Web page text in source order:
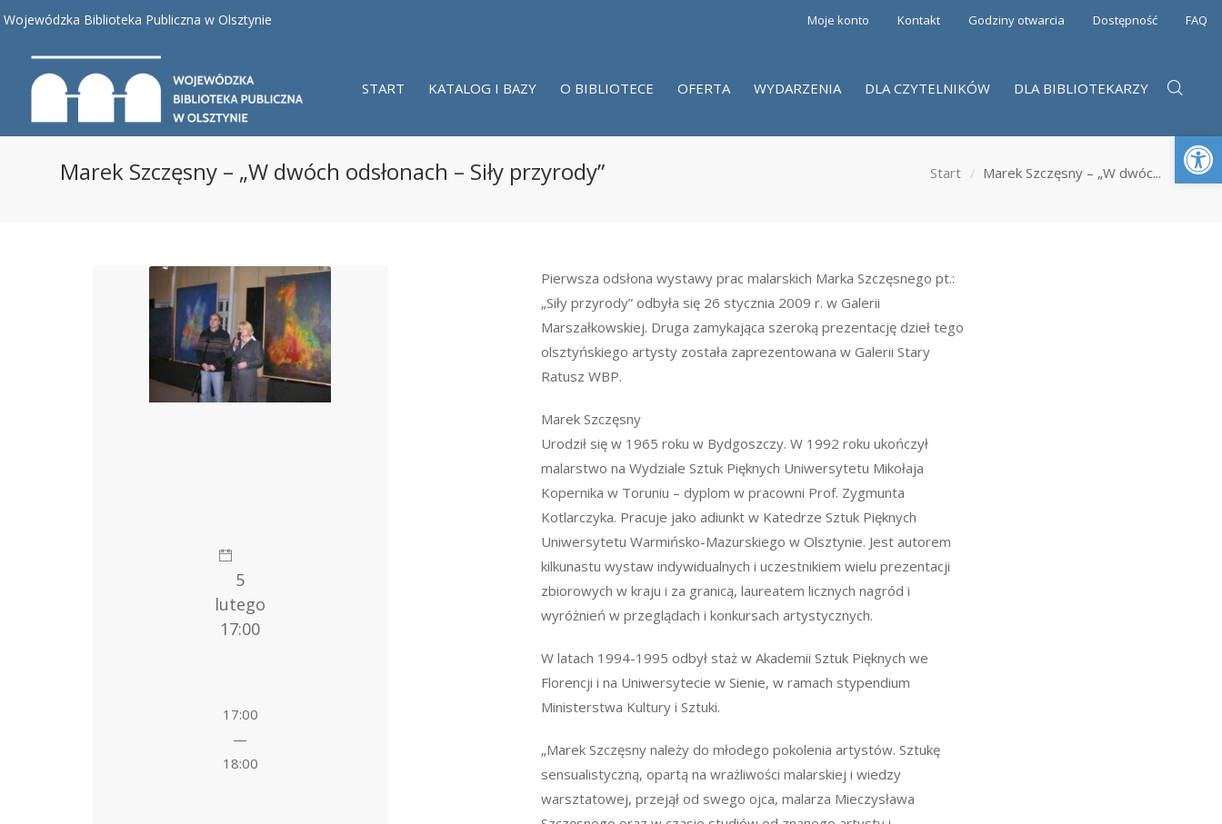
Wojewódzka Biblioteka Publiczna w Olsztynie Moje konto Kontakt Godziny otwarcia Dostępność FAQ
START KATALOG I BAZY O BIBLIOTECE OFERTA WYDARZENIA DLA CZYTELNIKÓW DLA BIBLIOTEKARZY
Marek Szczęsny – „W dwóch odsłonach – Siły przyrody” Start Marek Szczęsny – „W dwóc...
Pierwsza odsłona wystawy prac malarskich Marka Szczęsnego pt.:
„Siły przyrody” odbyła się 26 stycznia 2009 r. w Galerii
Marszałkowskiej. Druga zamykająca szeroką prezentację dzieł tego
olsztyńskiego artysty została zaprezentowana w Galerii Stary
Ratusz WBP.
Marek Szczęsny
Urodził się w 1965 roku w Bydgoszczy. W 1992 roku ukończył
malarstwo na Wydziale Sztuk Pięknych Uniwersytetu Mikołaja
Kopernika w Toruniu – dyplom w pracowni Prof. Zygmunta
Kotlarczyka. Pracuje jako adiunkt w Katedrze Sztuk Pięknych
Uniwersytetu Warmińsko-Mazurskiego w Olsztynie. Jest autorem
kilkunastu wystaw indywidualnych i uczestnikiem wielu prezentacji
zbiorowych w kraju i za granicą, laureatem licznych nagród i
wyróżnień w przeglądach i konkursach artystycznych.
W latach 1994-1995 odbył staż w Akademii Sztuk Pięknych we
Florencji i na Uniwersytecie w Sienie, w ramach stypendium
Ministerstwa Kultury i Sztuki.
„Marek Szczęsny należy do młodego pokolenia artystów. Sztukę
sensualistyczną, opartą na wrażliwości malarskiej i wiedzy
warsztatowej, przejął od swego ojca, malarza Mieczysława
5
lutego
17:00
17:00
—
18:00